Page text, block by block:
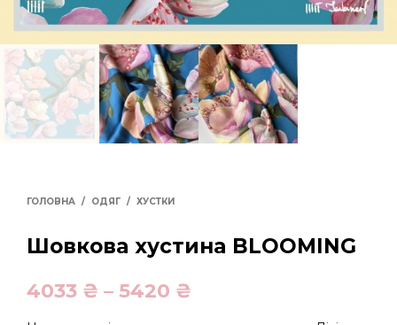
ГОЛОВНА / ОДЯГ / ХУСТКИ
Шовкова хустина BLOOMING
4033 ₴ – 5420 ₴